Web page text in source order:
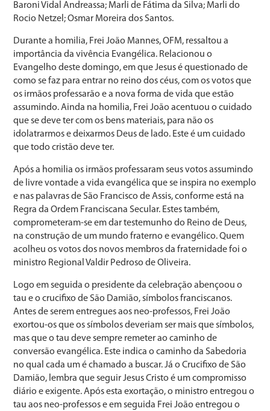
Baroni Vidal Andreassa; Marli de Fátima da Silva; Marli do
Rocio Netzel; Osmar Moreira dos Santos.
Durante a homilia, Frei João Mannes, OFM, ressaltou a
importância da vivência Evangélica. Relacionou o
Evangelho deste domingo, em que Jesus é questionado de
como se faz para entrar no reino dos céus, com os votos que
os irmãos professarão e a nova forma de vida que estão
assumindo. Ainda na homilia, Frei João acentuou o cuidado
que se deve ter com os bens materiais, para não os
idolatrarmos e deixarmos Deus de lado. Este é um cuidado
que todo cristão deve ter.
Após a homilia os irmãos professaram seus votos assumindo
de livre vontade a vida evangélica que se inspira no exemplo
e nas palavras de São Francisco de Assis, conforme está na
Regra da Ordem Franciscana Secular. Estes também,
comprometeram-se em dar testemunho do Reino de Deus,
na construção de um mundo fraterno e evangélico. Quem
acolheu os votos dos novos membros da fraternidade foi o
ministro Regional Valdir Pedroso de Oliveira.
Logo em seguida o presidente da celebração abençoou o
tau e o crucifixo de São Damião, símbolos franciscanos.
Antes de serem entregues aos neo-professos, Frei João
exortou-os que os símbolos deveriam ser mais que símbolos,
mas que o tau deve sempre remeter ao caminho de
conversão evangélica. Este indica o caminho da Sabedoria
no qual cada um é chamado a buscar. Já o Crucifixo de São
Damião, lembra que seguir Jesus Cristo é um compromisso
diário e exigente. Após esta exortação, o ministro entregou o
tau aos neo-professos e em seguida Frei João entregou o